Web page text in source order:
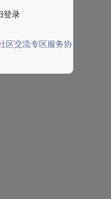
登录
区交流专区服务协